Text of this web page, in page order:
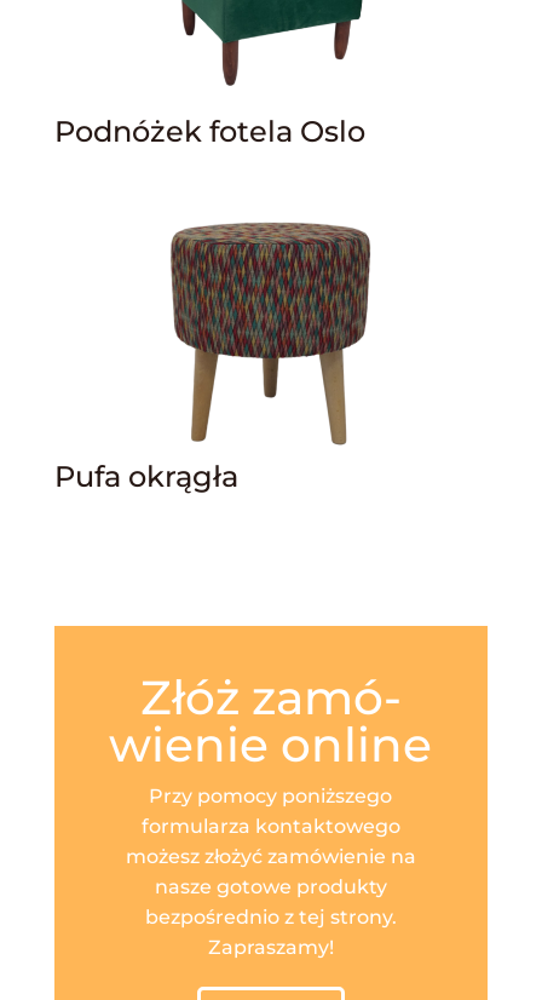
Podnóżek fotela Oslo
Pufa okrągła
Złóż zamó­
wienie online
Przy pomocy poniższego
formularza kontaktowego
możesz złożyć zamówienie na
nasze gotowe produkty
bezpośrednio z tej strony.
Zapraszamy!